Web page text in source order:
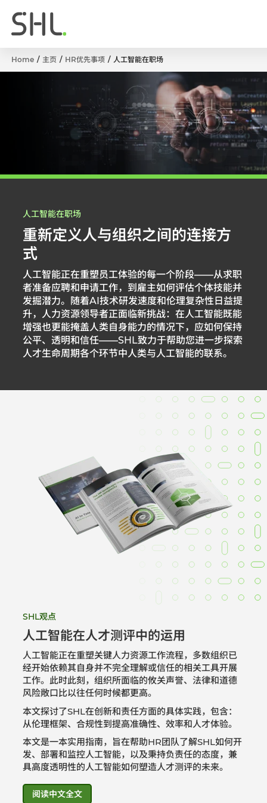
Home 主页 HR优先事项 人工智能在职场
人工智能在职场
重新定义人与组织之间的连接方
式
人工智能正在重塑员工体验的每一个阶段——从求职
者准备应聘和申请工作，到雇主如何评估个体技能并
发掘潜力。随着AI技术研发速度和伦理复杂性日益提
升，人力资源领导者正面临新挑战：在人工智能既能
增强也更能掩盖人类自身能力的情况下，应如何保持
公平、透明和信任——SHL致力于帮助您进一步探索
人才生命周期各个环节中人类与人工智能的联系。
SHL观点
人工智能在人才测评中的运用
人工智能正在重塑关键人力资源工作流程，多数组织已
经开始依赖其自身并不完全理解或信任的相关工具开展
工作。此时此刻，组织所面临的攸关声誉、法律和道德
风险敞口比以往任何时候都更高。
本文探讨了SHL在创新和责任方面的具体实践，包含：
从伦理框架、合规性到提高准确性、效率和人才体验。
本文是一本实用指南，旨在帮助HR团队了解SHL如何开
发、部署和监控人工智能，以及秉持负责任的态度，兼
具高度透明性的人工智能如何塑造人才测评的未来。
阅读中文全文